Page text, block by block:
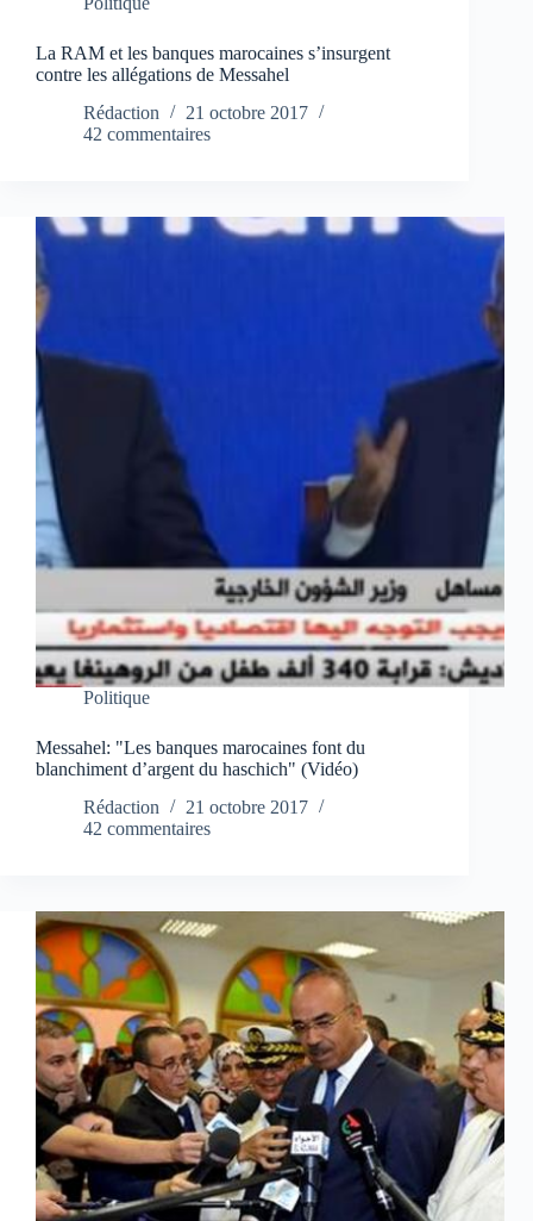
La RAM et les banques marocaines s’insurgent
contre les allégations de Messahel
Rédaction
21 octobre 2017
42 commentaires
Politique
Messahel: "Les banques marocaines font du
blanchiment d’argent du haschich" (Vidéo)
Rédaction
21 octobre 2017
42 commentaires